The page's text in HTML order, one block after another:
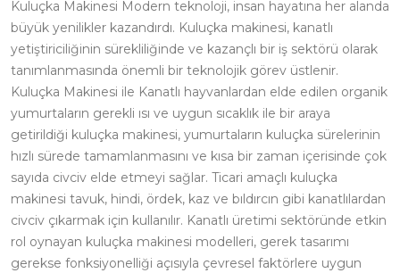
Kuluçka Makinesi Modern teknoloji, insan hayatına her alanda
büyük yenilikler kazandırdı. Kuluçka makinesi, kanatlı
yetiştiriciliğinin sürekliliğinde ve kazançlı bir iş sektörü olarak
tanımlanmasında önemli bir teknolojik görev üstlenir.
Kuluçka Makinesi ile Kanatlı hayvanlardan elde edilen organik
yumurtaların gerekli ısı ve uygun sıcaklık ile bir araya
getirildiği kuluçka makinesi, yumurtaların kuluçka sürelerinin
hızlı sürede tamamlanmasını ve kısa bir zaman içerisinde çok
sayıda civciv elde etmeyi sağlar. Ticari amaçlı kuluçka
makinesi tavuk, hindi, ördek, kaz ve bıldırcın gibi kanatlılardan
civciv çıkarmak için kullanılır. Kanatlı üretimi sektöründe etkin
rol oynayan kuluçka makinesi modelleri, gerek tasarımı
gerekse fonksiyonelliği açısıyla çevresel faktörlere uygun